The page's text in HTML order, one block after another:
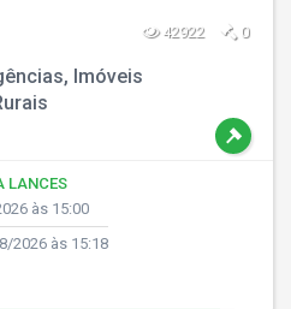
42922 0
Imóveis
LANCES
às 15:00
2026 às 15:18